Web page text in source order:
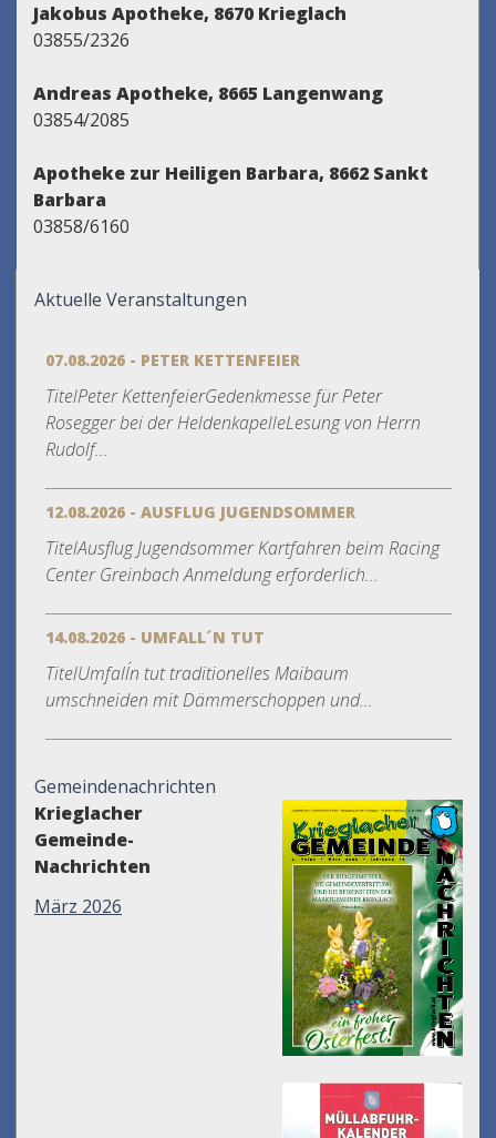
Jakobus Apotheke, 8670 Krieglach
03855/2326
Andreas Apotheke, 8665 Langenwang
03854/2085
Apotheke zur Heiligen Barbara, 8662 Sankt
Barbara
03858/6160
Aktuelle Veranstaltungen
07.08.2026 - PETER KETTENFEIER
TitelPeter KettenfeierGedenkmesse für Peter
Rosegger bei der HeldenkapelleLesung von Herrn
Rudolf...
12.08.2026 - AUSFLUG JUGENDSOMMER
TitelAusflug Jugendsommer Kartfahren beim Racing
Center Greinbach Anmeldung erforderlich...
14.08.2026 - UMFALL´N TUT
TitelUmfall´n tut traditionelles Maibaum
umschneiden mit Dämmerschoppen und...
Gemeindenachrichten
Krieglacher
Gemeinde-
Nachrichten
März 2026